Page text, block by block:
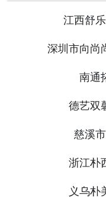
江西舒
深圳市向尚
南通
德艺双
慈溪
浙江朴
义乌朴